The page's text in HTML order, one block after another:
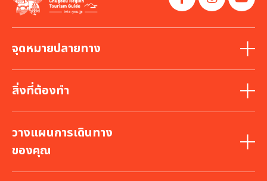
จุดหมายปลายทาง
สิ่งที่ต้องทำ
วางแผนการเดินทาง
ของคุณ